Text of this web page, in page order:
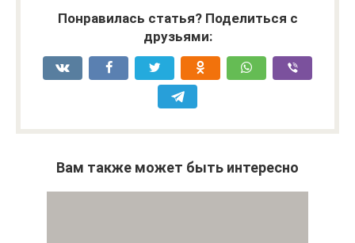
Понравилась статья? Поделиться с
друзьями:
Вам также может быть интересно